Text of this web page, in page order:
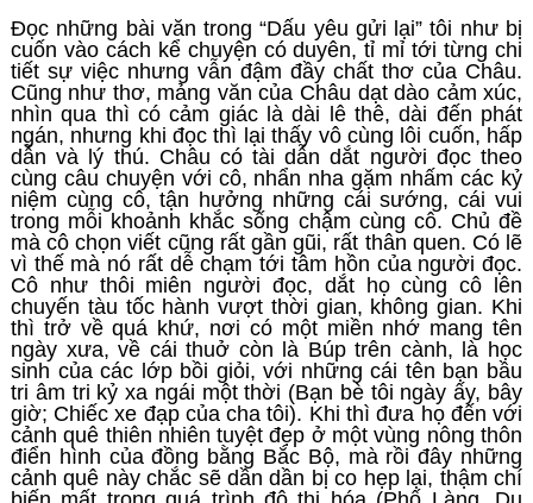
Đọc những bài văn trong “Dấu yêu gửi lại” tôi như bị
cuốn vào cách kể chuyện có duyên, tỉ mỉ tới từng chi
tiết sự việc nhưng vẫn đậm đầy chất thơ của Châu.
Cũng như thơ, mảng văn của Châu dạt dào cảm xúc,
nhìn qua thì có cảm giác là dài lê thê, dài đến phát
ngán, nhưng khi đọc thì lại thấy vô cùng lôi cuốn, hấp
dẫn và lý thú. Châu có tài dẫn dắt người đọc theo
cùng câu chuyện với cô, nhẩn nha gặm nhấm các kỷ
niệm cùng cô, tận hưởng những cái sướng, cái vui
trong mỗi khoảnh khắc sống chậm cùng cô. Chủ đề
mà cô chọn viết cũng rất gần gũi, rất thân quen. Có lẽ
vì thế mà nó rất dễ chạm tới tâm hồn của người đọc.
Cô như thôi miên người đọc, dắt họ cùng cô lên
chuyến tàu tốc hành vượt thời gian, không gian. Khi
thì trở về quá khứ, nơi có một miền nhớ mang tên
ngày xưa, về cái thuở còn là Búp trên cành, là học
sinh của các lớp bồi giỏi, với những cái tên bạn bầu
tri âm tri kỷ xa ngái một thời (Bạn bè tôi ngày ấy, bây
giờ; Chiếc xe đạp của cha tôi). Khi thì đưa họ đến với
cảnh quê thiên nhiên tuyệt đẹp ở một vùng nông thôn
điển hình của đồng bằng Bắc Bộ, mà rồi đây những
cảnh quê này chắc sẽ dần dần bị co hẹp lại, thậm chí